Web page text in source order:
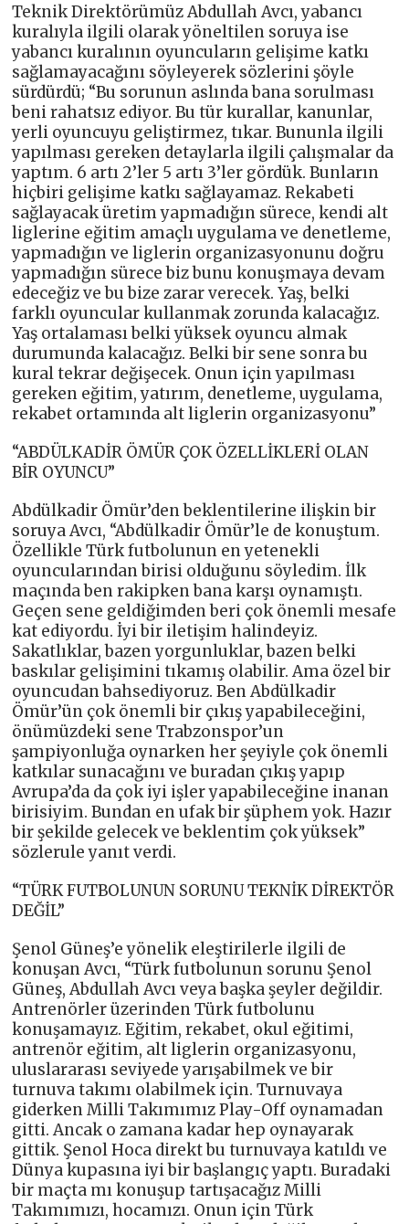
Teknik Direktörümüz Abdullah Avcı, yabancı
kuralıyla ilgili olarak yöneltilen soruya ise
yabancı kuralının oyuncuların gelişime katkı
sağlamayacağını söyleyerek sözlerini şöyle
sürdürdü; “Bu sorunun aslında bana sorulması
beni rahatsız ediyor. Bu tür kurallar, kanunlar,
yerli oyuncuyu geliştirmez, tıkar. Bununla ilgili
yapılması gereken detaylarla ilgili çalışmalar da
yaptım. 6 artı 2’ler 5 artı 3’ler gördük. Bunların
hiçbiri gelişime katkı sağlayamaz. Rekabeti
sağlayacak üretim yapmadığın sürece, kendi alt
liglerine eğitim amaçlı uygulama ve denetleme,
yapmadığın ve liglerin organizasyonunu doğru
yapmadığın sürece biz bunu konuşmaya devam
edeceğiz ve bu bize zarar verecek. Yaş, belki
farklı oyuncular kullanmak zorunda kalacağız.
Yaş ortalaması belki yüksek oyuncu almak
durumunda kalacağız. Belki bir sene sonra bu
kural tekrar değişecek. Onun için yapılması
gereken eğitim, yatırım, denetleme, uygulama,
rekabet ortamında alt liglerin organizasyonu”
“ABDÜLKADİR ÖMÜR ÇOK ÖZELLİKLERİ OLAN
BİR OYUNCU”
Abdülkadir Ömür’den beklentilerine ilişkin bir
soruya Avcı, “Abdülkadir Ömür’le de konuştum.
Özellikle Türk futbolunun en yetenekli
oyuncularından birisi olduğunu söyledim. İlk
maçında ben rakipken bana karşı oynamıştı.
Geçen sene geldiğimden beri çok önemli mesafe
kat ediyordu. İyi bir iletişim halindeyiz.
Sakatlıklar, bazen yorgunluklar, bazen belki
baskılar gelişimini tıkamış olabilir. Ama özel bir
oyuncudan bahsediyoruz. Ben Abdülkadir
Ömür’ün çok önemli bir çıkış yapabileceğini,
önümüzdeki sene Trabzonspor’un
şampiyonluğa oynarken her şeyiyle çok önemli
katkılar sunacağını ve buradan çıkış yapıp
Avrupa’da da çok iyi işler yapabileceğine inanan
birisiyim. Bundan en ufak bir şüphem yok. Hazır
bir şekilde gelecek ve beklentim çok yüksek”
sözlerule yanıt verdi.
“TÜRK FUTBOLUNUN SORUNU TEKNİK DİREKTÖR
DEĞİL”
Şenol Güneş’e yönelik eleştirilerle ilgili de
konuşan Avcı, “Türk futbolunun sorunu Şenol
Güneş, Abdullah Avcı veya başka şeyler değildir.
Antrenörler üzerinden Türk futbolunu
konuşamayız. Eğitim, rekabet, okul eğitimi,
antrenör eğitim, alt liglerin organizasyonu,
uluslararası seviyede yarışabilmek ve bir
turnuva takımı olabilmek için. Turnuvaya
giderken Milli Takımımız Play-Off oynamadan
gitti. Ancak o zamana kadar hep oynayarak
gittik. Şenol Hoca direkt bu turnuvaya katıldı ve
Dünya kupasına iyi bir başlangıç yaptı. Buradaki
bir maçta mı konuşup tartışacağız Milli
Takımımızı, hocamızı. Onun için Türk